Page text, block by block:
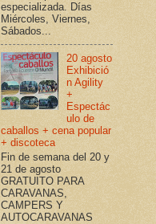
especializada. Días
Miércoles, Viernes,
Sábados...
20 agosto
Exhibició
n Agility
+
Espectác
ulo de
caballos + cena popular
+ discoteca
Fin de semana del 20 y
21 de agosto
GRATUITO PARA
CARAVANAS,
CAMPERS Y
AUTOCARAVANAS